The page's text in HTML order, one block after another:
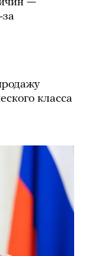
—
класса